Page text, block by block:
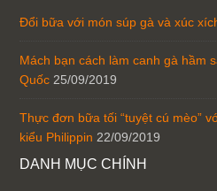
Đổi bữa với món súp gà và xúc
Mách bạn cách làm canh gà hầm
Quốc 25/09/2019
Thực đơn bữa tối “tuyệt cú mèo”
kiểu Philippin 22/09/2019
DANH MỤC CHÍNH